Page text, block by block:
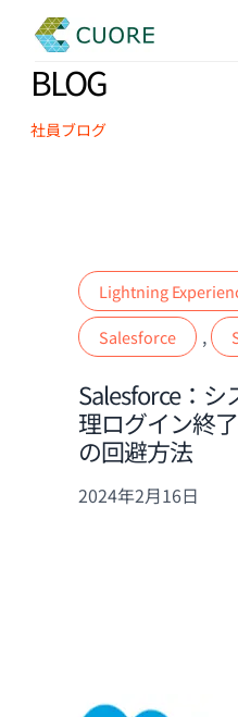
BLOG
社員ブログ
Lightning
Salesforce ,
Salesforce：
理ログイン終
の回避方法
2024年2月16日